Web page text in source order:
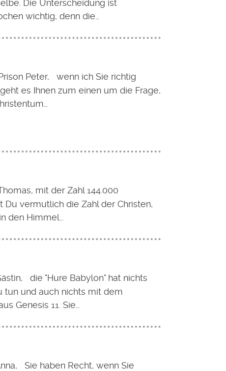
Die Unterscheidung ist
wichtig, denn die…
Peter, wenn ich Sie richtig
es Ihnen zum einen um die Frage,
mit der Zahl 144.000
Du vermutlich die Zahl der Christen,
den Himmel…
die "Hure Babylon" hat nichts
tun und auch nichts mit dem
Genesis 11. Sie…
Sie haben Recht, wenn Sie